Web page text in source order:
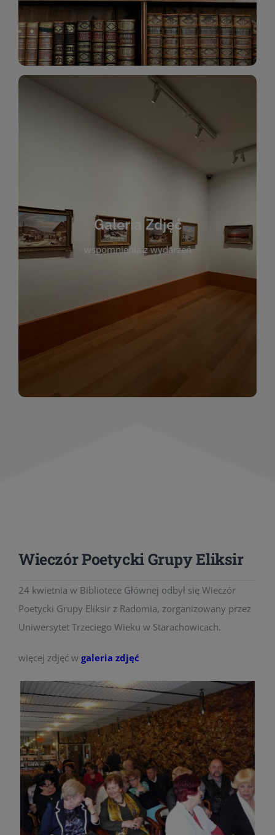
Katalog Zbiorów
Galeria Zdjęć
wspomnienia z wydarzeń
Galeria Zdjęć
wspomnienia z wydarzeń, spotkań i projektów
którym można zobaczyć, jak żyje nasza biblioteka
i jej społeczność. Zdjęcia dokumentują zarówno
uroczyste chwile, jak i codzienne aktywności
czytelników. Regularnie dodajemy nowe galerie,
by każdy mógł powrócić do wyjątkowych
momentów. Zapraszamy do obejrzenia,
wspominania i inspirowania się!
Wieczór Poetycki Grupy Eliksir
24 kwietnia w Bibliotece Głównej odbył się Wieczór
Poetycki Grupy Eliksir z Radomia, zorganizowany przez
Uniwersytet Trzeciego Wieku w Starachowicach.
więcej zdjęć w galeria zdjęć